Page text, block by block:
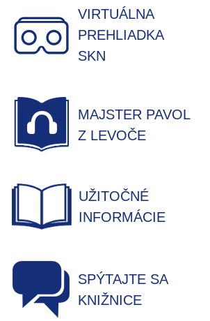
VIRTUÁLNA
PREHLIADKA
SKN
MAJSTER PAVOL
Z LEVOČE
UŽITOČNÉ
INFORMÁCIE
SPÝTAJTE SA
KNIŽNICE